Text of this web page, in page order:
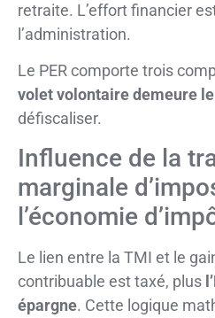
retraite. L’effort financier
l’administration.
Le PER comporte trois
volet volontaire demeure
défiscaliser.
Influence de la
marginale
l’économie
Le lien entre la TMI et le
contribuable est taxé, plus
épargne. Cette logique